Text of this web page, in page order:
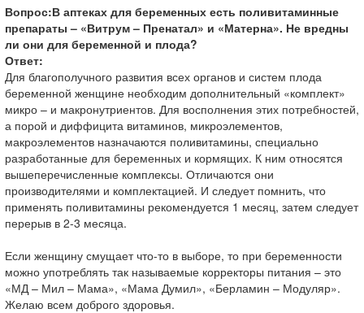
Вопрос:В аптеках для беременных есть поливитаминные
препараты – «Витрум – Пренатал» и «Матерна». Не вредны
ли они для беременной и плода?
Ответ:
Для благополучного развития всех органов и систем плода
беременной женщине необходим дополнительный «комплект»
микро – и макронутриентов. Для восполнения этих потребностей,
а порой и диффицита витаминов, микроэлементов,
макроэлементов назначаются поливитамины, специально
разработанные для беременных и кормящих. К ним относятся
вышеперечисленные комплексы. Отличаются они
производителями и комплектацией. И следует помнить, что
применять поливитамины рекомендуется 1 месяц, затем следует
перерыв в 2-3 месяца.
Если женщину смущает что-то в выборе, то при беременности
можно употреблять так называемые корректоры питания – это
«МД – Мил – Мама», «Мама Думил», «Берламин – Модуляр».
Желаю всем доброго здоровья.